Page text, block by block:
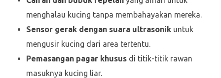
menghalau kucing tanpa membahayakan mereka.
Sensor gerak dengan suara ultrasonikuntuk
mengusir kucing dari area tertentu.
Pemasangan pagar khususdi titik-titik rawan
masuknya kucing liar.